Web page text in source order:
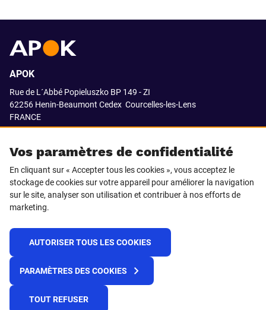
Vos paramètres de confidentialité
En cliquant sur « Accepter tous les cookies », vous acceptez le
stockage de cookies sur votre appareil pour améliorer la navigation
sur le site, analyser son utilisation et contribuer à nos efforts de
marketing.
AUTORISER TOUS LES COOKIES
PARAMÈTRES DES COOKIES
TOUT REFUSER
APOK
Rue de L´Abbé Popieluszko BP 149 - ZI
62256 Henin-Beaumont Cedex Courcelles-les-Lens
FRANCE
SUIVEZ-NOUS SUR
© 2021 APOK